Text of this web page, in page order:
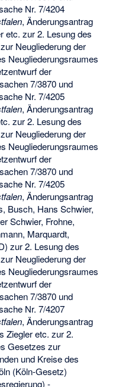
Nr. 7/4204
, Änderungsantrag
etc. zur 2. Lesung des
Neugliederung der
Neugliederungsraumes
der
7/3870 und
Nr. 7/4205
, Änderungsantrag
zur 2. Lesung des
Neugliederung der
Neugliederungsraumes
der
7/3870 und
Nr. 7/4205
, Änderungsantrag
Busch, Hans Schwier,
Schwier, Frohne,
Marquardt,
zur 2. Lesung des
Neugliederung der
Neugliederungsraumes
der
7/3870 und
Nr. 7/4207
, Änderungsantrag
Ziegler etc. zur 2.
Gesetzes zur
und Kreise des
(Köln-Gesetz)
-